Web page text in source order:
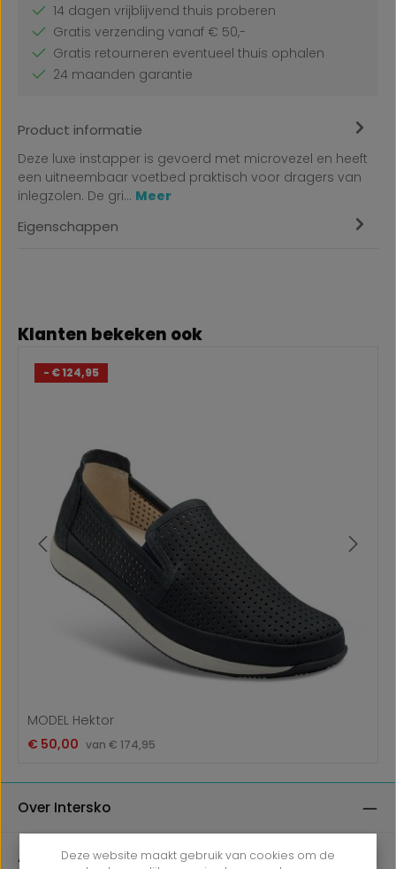
14 dagen vrijblijvend thuis proberen
Gratis verzending vanaf € 50,-
Gratis retourneren eventueel thuis ophalen
24 maanden garantie
Product informatie
Deze luxe instapper is gevoerd met microvezel en heeft
een uitneembaar voetbed praktisch voor dragers van
inlegzolen. De gri… Meer
Eigenschappen
Productgalerij overslaan
Klanten bekeken ook
- € 124,95
MODEL Hektor
Verkoopprijs:
€ 50,00 vanNormale prijs:
€ 174,95
Over Intersko
Alles over bestellen bij Intersko
Deze website maakt gebruik van cookies om de